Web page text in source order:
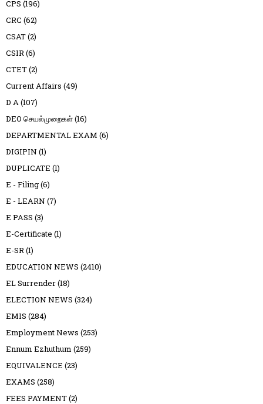
CPS (196)
CRC (62)
CSAT(2)
CSIR(6)
CTET(2)
Current Affairs (49)
D A(107)
DEO செயல்முறைகள்(16)
DEPARTMENTAL EXAM (6)
DIGIPIN (1)
DUPLICATE (1)
E - Filing(6)
E - LEARN (7)
E PASS (3)
E-Certificate (1)
E-SR(1)
EDUCATION NEWS (2410)
EL Surrender(18)
ELECTION NEWS (324)
EMIS (284)
Employment News (253)
Ennum Ezhuthum (259)
EQUIVALENCE (23)
EXAMS (258)
FEES PAYMENT(2)